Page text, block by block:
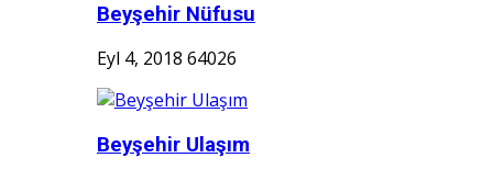
Beyşehir Nüfusu
Eyl 4, 2018 64026
Beyşehir Ulaşım